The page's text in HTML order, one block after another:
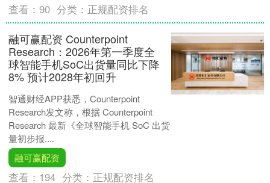
查看：90 分类： 正规配资排名
融可赢配资 Counterpoint
Research：2026年第一季度全
球智能手机SoC出货量同比下降
8% 预计2028年初回升
智通财经APP获悉，Counterpoint
Research发文称，根据 Counterpoint
Research 最新《全球智能手机 SoC 出货
量初步报....
融可赢配资
查看： 194 分类： 正规配资排名